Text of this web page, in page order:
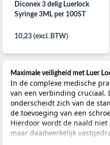
Diconex 3 delig Luerlock
Syringe 3ML per 100ST
10,23 (excl. BTW)
Maximale veiligheid met Luer
In de complexe medische
van een verbinding cruciaal.
onderscheidt zich van de
de toevoeging van een
Hierdoor wordt de naald
maar daadwerkelijk
mechanisme is essentieel